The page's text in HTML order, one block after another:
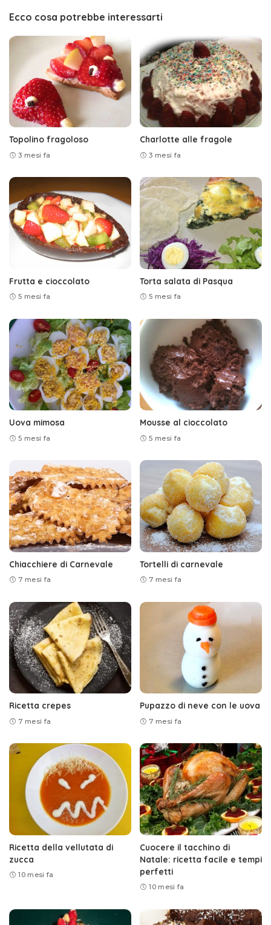
Ecco cosa potrebbe interessarti
Topolino fragoloso
3 mesi fa
Charlotte alle fragole
3 mesi fa
Frutta e cioccolato
5 mesi fa
Torta salata di Pasqua
5 mesi fa
Uova mimosa
5 mesi fa
Mousse al cioccolato
5 mesi fa
Chiacchiere di Carnevale
7 mesi fa
Tortelli di carnevale
7 mesi fa
Ricetta crepes
7 mesi fa
Pupazzo di neve con le uova
7 mesi fa
Ricetta della vellutata di
zucca
10 mesi fa
Cuocere il tacchino di
Natale: ricetta facile e tempi
perfetti
10 mesi fa